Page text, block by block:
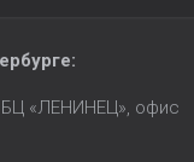
:
БЦ «ЛЕНИНЕЦ», офис